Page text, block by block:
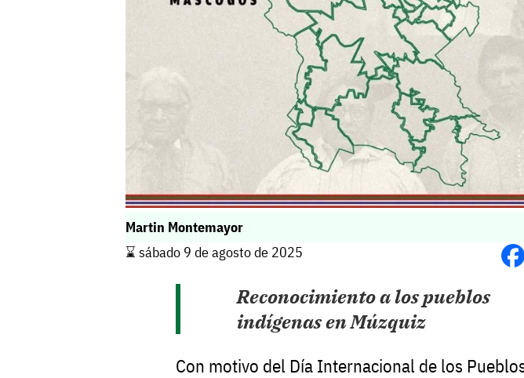
Martin Montemayor
⌛️ sábado 9 de agosto de 2025
Reconocimiento a los pueblos
indígenas en Múzquiz
Con motivo del Día Internacional de los